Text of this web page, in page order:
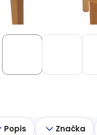
Popis Značka